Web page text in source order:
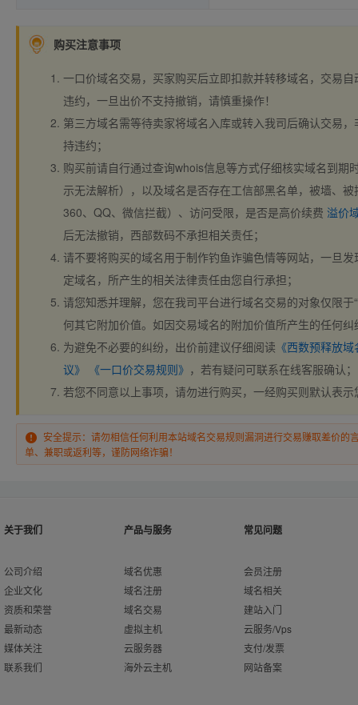
购买注意事项
一口价域名交易，买家购买后立即扣款并转移域名，交易
违约，一旦出价不支持撤销，请慎重操作！
第三方域名需等待卖家将域名入库或转入我司后确认交易
持违约；
购买前请自行通过查询whois信息等方式仔细核实域名到期
示无法解析），以及域名是否存在工信部黑名单，被墙、
360、QQ、微信拦截）、访问受限，是否是高价续费 溢价
后无法撤销，西部数码不承担相关责任；
请不要将购买的域名用于制作钓鱼诈骗色情等网站，一旦
定域名，所产生的相关法律责任由您自行承担；
请您知悉并理解，您在我司平台进行域名交易的对象仅限于
何其它附加价值。如因交易域名的附加价值所产生的任何
为避免不必要的纠纷，出价前建议仔细阅读 《西数预释放
议》
《一口价交易规则》 ，若有疑问可联系在线客服确认；
若您不同意以上事项，请勿进行购买，一经购买则默认表
安全提示：请勿相信任何利用本站域名交易规则漏洞进行交易赚取差价的
单、兼职或返利等，谨防网络诈骗！
关于我们
公司介绍
企业文化
资质和荣誉
最新动态
媒体关注
联系我们
产品与服务
域名优惠
域名注册
域名交易
虚拟主机
云服务器
海外云主机
常见问题
会员注册
域名相关
建站入门
云服务/Vps
支付/发票
网站备案